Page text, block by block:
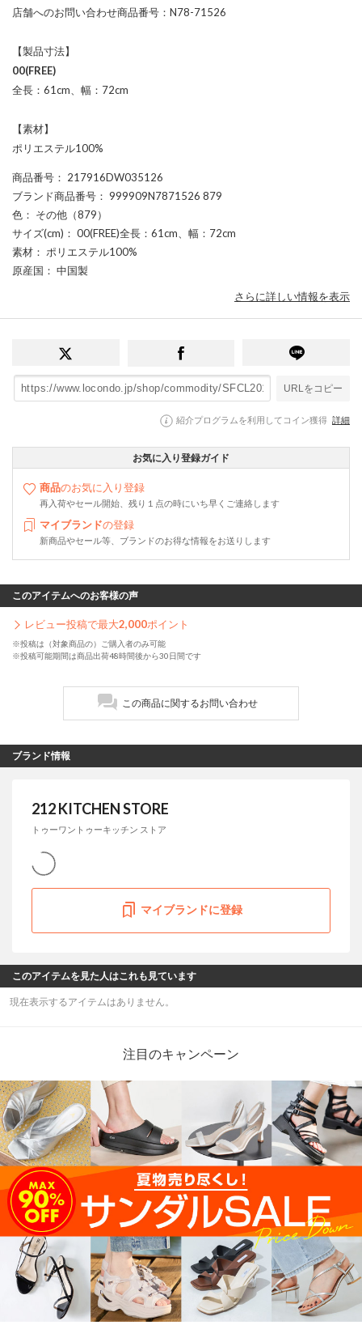
店舗へのお問い合わせ商品番号：N78-71526
【製品寸法】
00(FREE)
全長：61cm、幅：72cm
【素材】
ポリエステル100%
商品番号 ： 217916DW035126
ブランド商品番号 ： 999909N7871526 879
色 ： その他（879）
サイズ(cm) ： 00(FREE)全長：61cm、幅：72cm
素材 ： ポリエステル100%
原産国 ： 中国製
さらに詳しい情報を表示
URLをコピー
紹介プログラムを利用してコイン獲得 詳細
お気に入り登録ガイド
商品のお気に入り登録
再入荷やセール開始、残り１点の時にいち早くご連絡します
マイブランドの登録
新商品やセール等、ブランドのお得な情報をお送りします
このアイテムへのお客様の声
レビュー投稿で最大2,000ポイント
※投稿は（対象商品の）ご購入者のみ可能
※投稿可能期間は商品出荷48時間後から30日間です
この商品に関するお問い合わせ
ブランド情報
212 KITCHEN STORE
トゥーワントゥーキッチン ストア
マイブランドに登録
このアイテムを見た人はこれも見ています
現在表示するアイテムはありません。
注目のキャンペーン